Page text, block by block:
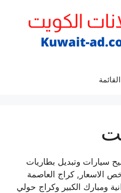
القائمة
سيارات وتبديل بطاريات
الاسعار, كراج العاصمة
ومبارك الكبير وكراج حولي